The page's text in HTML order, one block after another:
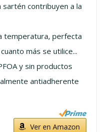
contribuyen a la
temperatura, perfecta
más se utilice...
y sin productos
antiadherente
Ver en Amazon